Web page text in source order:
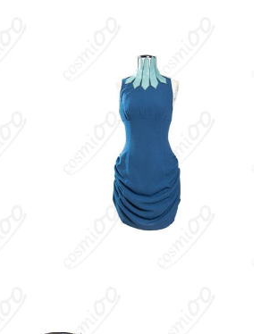
ワンピース、エルフ耳、首飾り、手首飾
り、足飾り、髪飾り（製造ロットにより変
更される場合があります）
加工に7～15営業日、配送に5～7営業日（※
土日祝除く）、合計で12～22営業日程度で